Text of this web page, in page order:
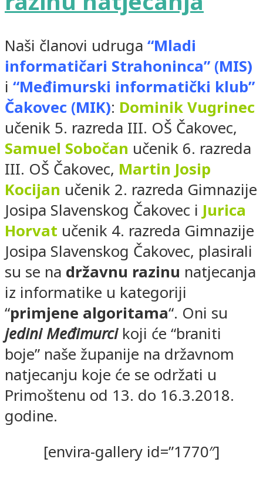
Naši članovi udruga “Mladi
informatičari Strahoninca” (MIS)
i “Međimurski informatički klub”
Čakovec (MIK): Dominik Vugrinec
učenik 5. razreda III. OŠ Čakovec,
Samuel Sobočan učenik 6. razreda
III. OŠ Čakovec, Martin Josip
Kocijan učenik 2. razreda Gimnazije
Josipa Slavenskog Čakovec i Jurica
Horvat učenik 4. razreda Gimnazije
Josipa Slavenskog Čakovec, plasirali
su se na državnu razinu natjecanja
iz informatike u kategoriji
“primjene algoritama“. Oni su
jedini Međimurcikoji će “braniti
boje” naše županije na državnom
natjecanju koje će se održati u
Primoštenu od 13. do 16.3.2018.
godine.
[envira-gallery id=”1770″]